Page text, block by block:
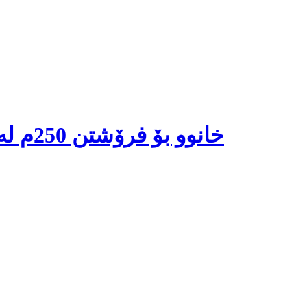
خانوو بۆ فرۆشتن 250م لە گەرەکی سەربەستی (32ی پاڕک)